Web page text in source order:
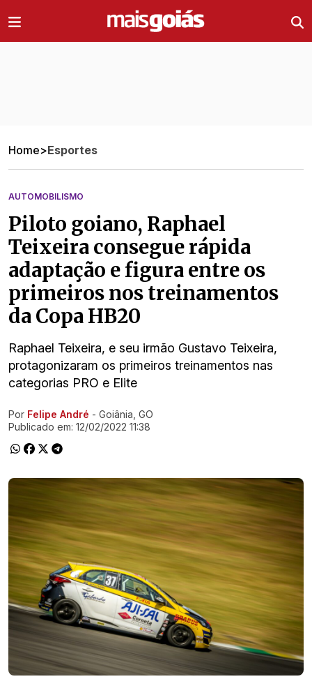
Home>Esportes
AUTOMOBILISMO
Piloto goiano, Raphael
Teixeira consegue rápida
adaptação e figura entre os
primeiros nos treinamentos
da Copa HB20
Raphael Teixeira, e seu irmão Gustavo Teixeira,
protagonizaram os primeiros treinamentos nas
categorias PRO e Elite
Ir direto pra matéria
Por Felipe André - Goiânia, GO
Publicado em: 12/02/2022 11:38